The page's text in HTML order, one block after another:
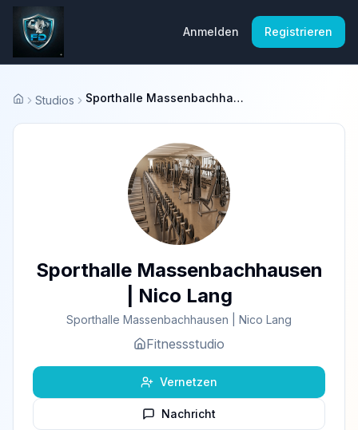
Anmelden Registrieren
Startseite
Studios Sporthalle Massenbachhausen | Nico Lang
Sporthalle Massenbachhausen
| Nico Lang
Sporthalle Massenbachhausen | Nico Lang
Fitnessstudio
Vernetzen
Nachricht